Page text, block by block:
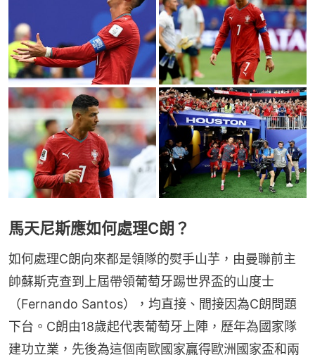
馬天尼斯應如何處理C朗？
如何處理C朗向來都是領隊的熨手山芋，由曼聯前主
帥蘇斯克查到上屆帶領葡萄牙踢世界盃的山度士
（Fernando Santos），均直接、間接因為C朗問題
下台。C朗由18歲起代表葡萄牙上陣，歷年為國家隊
建功立業，先後為這個南歐國家贏得歐洲國家盃和兩